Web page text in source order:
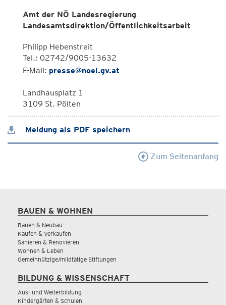
Amt der NÖ Landesregierung
Landesamtsdirektion/Öffentlichkeitsarbeit
Philipp Hebenstreit
Tel.: 02742/9005-13632
E-Mail: presse@noel.gv.at
Landhausplatz 1
3109 St. Pölten
Meldung als PDF speichern
Zum Seitenanfang
BAUEN & WOHNEN
Bauen & Neubau
Kaufen & Verkaufen
Sanieren & Renovieren
Wohnen & Leben
Gemeinnützige/mildtätige Stiftungen
BILDUNG & WISSENSCHAFT
Aus- und Weiterbildung
Kindergärten & Schulen